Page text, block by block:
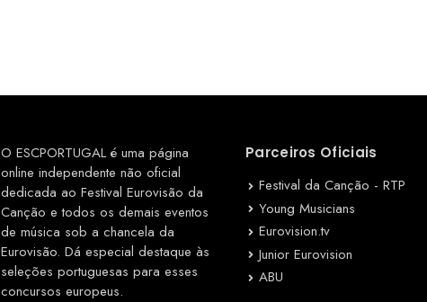
O ESCPORTUGAL é uma página
online independente não oficial
dedicada ao Festival Eurovisão da
Canção e todos os demais eventos
de música sob a chancela da
Eurovisão. Dá especial destaque às
seleções portuguesas para esses
concursos europeus.
Parceiros Oficiais
Festival da Canção - RTP
Young Musicians
Eurovision.tv
Junior Eurovision
ABU